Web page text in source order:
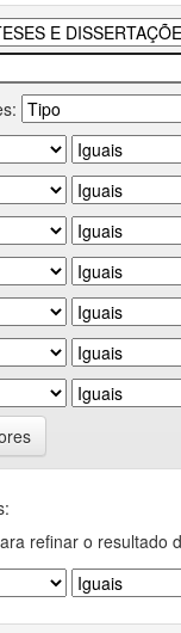
refinar o resultado